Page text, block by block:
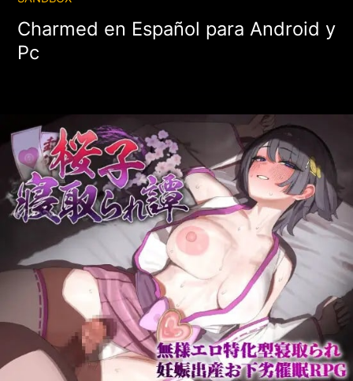
Charmed en Español para Android y
Pc